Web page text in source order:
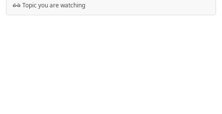
Topic you are watching